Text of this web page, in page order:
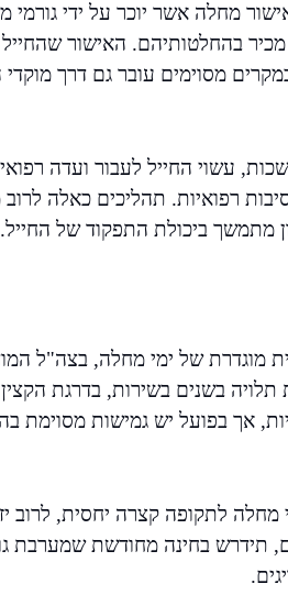
מחלה אשר יוכר על ידי גורמי
בהחלטותיהם. האישור
מסוימים עובר גם דרך
עשוי החייל לעבור ועדה
רפואיות. תהליכים כאלה
מתמשך ביכולת התפקוד של החייל.
מוגדרת של ימי מחלה, בצה"ל
בשנים בשירות, בדרגת הקצין
אך בפועל יש גמישות מסוימת
לתקופה קצרה יחסית, לרוב
בחינה מחודשת שמערבת